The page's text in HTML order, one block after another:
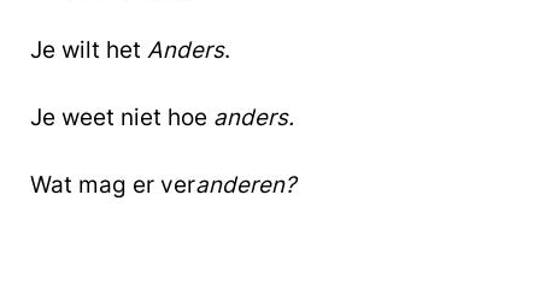
Je wilt het Anders.
Je weet niet hoe anders.
Wat mag er veranderen?